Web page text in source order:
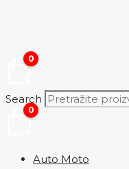
0
Search
0
Auto Moto